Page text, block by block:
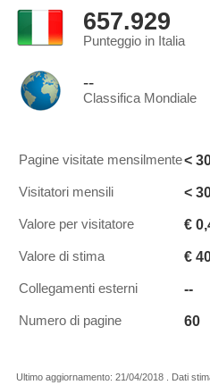
657.929
Punteggio in Italia
--
Classifica Mondiale
Pagine visitate mensilmente<
Visitatori mensili <
Valore per visitatore €
Valore di stima €
Collegamenti esterni --
Numero di pagine 60
Ultimo aggiornamento: 21/04/2018 . Dati